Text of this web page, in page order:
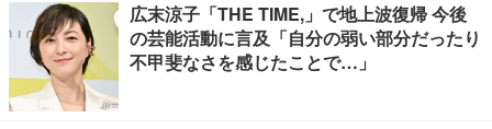
広末涼子「THE TIME,」で地上波復帰 今後
の芸能活動に言及「自分の弱い部分だったり
不甲斐なさを感じたことで…」